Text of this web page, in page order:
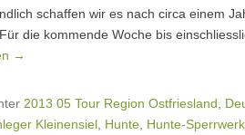
schaffen wir es nach circa einem
die kommende Woche bis
→
2013 05 Tour Region Ostfriesland
Kleinensiel Hunte Hunte-Sperrwerk